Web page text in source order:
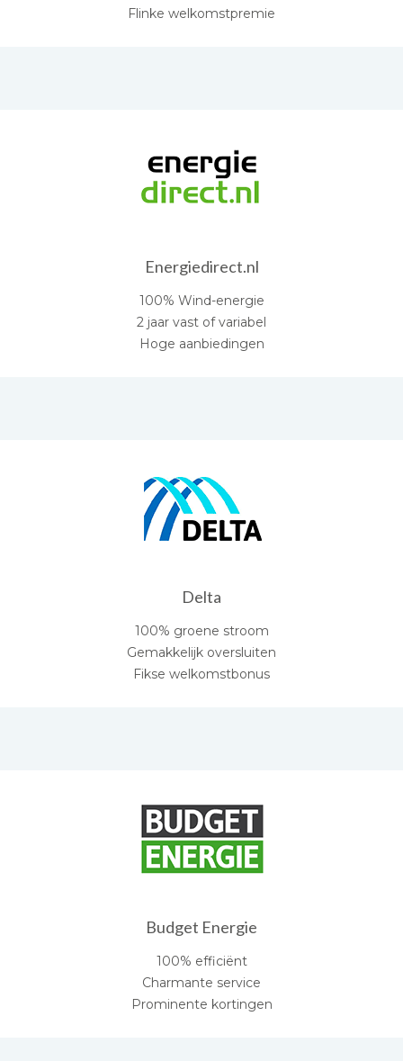
Flinke welkomstpremie
Energiedirect.nl
100% Wind-energie
2 jaar vast of variabel
Hoge aanbiedingen
Delta
100% groene stroom
Gemakkelijk oversluiten
Fikse welkomstbonus
Budget Energie
100% efficiënt
Charmante service
Prominente kortingen